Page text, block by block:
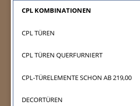
CPL KOMBINATIONEN
CPL TÜREN
CPL TÜREN QUERFURNIERT
CPL-TÜRELEMENTE SCHON AB 219,00
DECORTÜREN